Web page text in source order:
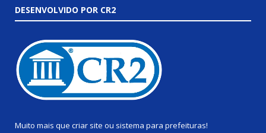
DESENVOLVIDO POR CR2
Muito mais que criar site ou sistema para prefeituras!